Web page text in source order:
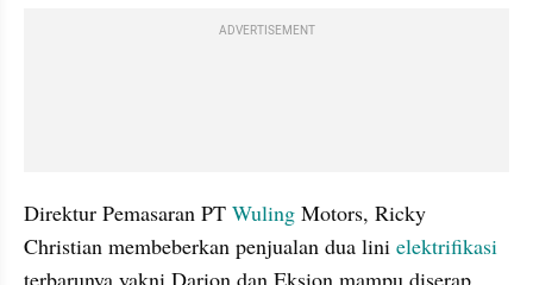
ADVERTISEMENT
Direktur Pemasaran PT Wuling Motors, Ricky
Christian membeberkan penjualan dua lini elektrifikasi